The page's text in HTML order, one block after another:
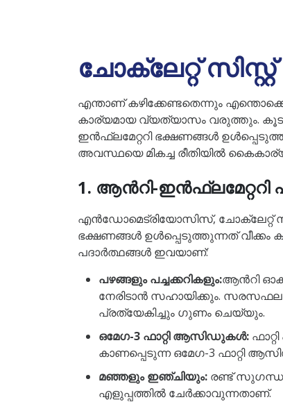
ചോക്ലേറ്റ്
എന്താണ് കഴിക്കേണ്ടതെന്നും
കാര്യമായ വ്യത്യാസം വരുത്തും.
ഇൻഫ്ലമേറ്ററി ഭക്ഷണങ്ങൾ
അവസ്ഥയെ മികച്ച രീതിയിൽ
1. ആൻറി-
എൻഡോമെട്രിയോസിസ്, ചോക്ലേറ്റ്
ഭക്ഷണങ്ങൾ ഉൾപ്പെടുത്തുന്നത്
പദാർത്ഥങ്ങൾ ഇവയാണ്:
പഴങ്ങളും പച്ചക്കറികളും:ആൻറി
നേരിടാൻ സഹായിക്കും.
പ്രത്യേകിച്ചും ഗുണം ചെയ്യും.
ഒമേഗ-3 ഫാറ്റി ആസിഡുകൾ:
കാണപ്പെടുന്ന ഒമേഗ-3 ഫാറ്റി
മഞ്ഞളും ഇഞ്ചിയും: രണ്ട്
എളുപ്പത്തിൽ ചേർക്കാവുന്നതാണ്.